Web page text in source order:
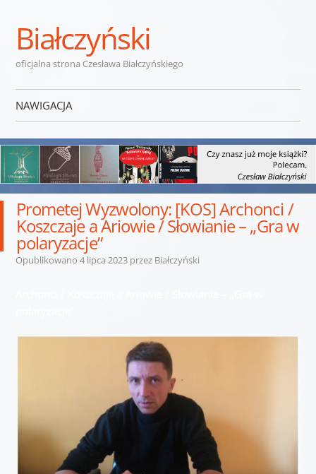
Białczyński
oficjalna strona Czesława Białczyńskiego
NAWIGACJA
Prometej Wyzwolony: [KOS] Archonci /
Koszczaje a Ariowie / Słowianie – „Gra w
polaryzacje”
Opublikowano 4 lipca 2023przez Białczyński